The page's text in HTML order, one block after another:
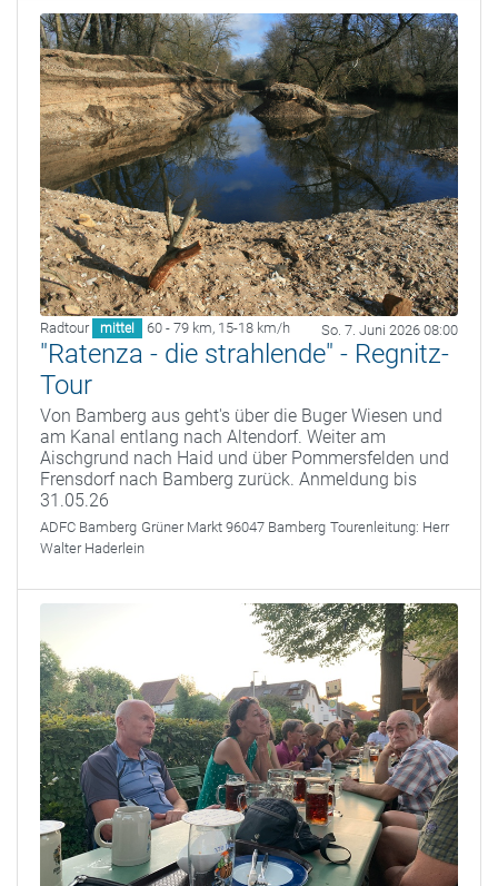
Radtour mittel 60 - 79 km, 15-18 km/h So. 7. Juni 2026 08:00
"Ratenza - die strahlende" - Regnitz-
Tour
Von Bamberg aus geht's über die Buger Wiesen und
am Kanal entlang nach Altendorf. Weiter am
Aischgrund nach Haid und über Pommersfelden und
Frensdorf nach Bamberg zurück. Anmeldung bis
31.05.26
ADFC Bamberg Grüner Markt 96047 Bamberg Tourenleitung: Herr
Walter Haderlein